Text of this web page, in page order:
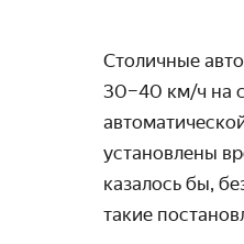
Столичные
30–40 км/ч на
установлены
казалось бы,
такие